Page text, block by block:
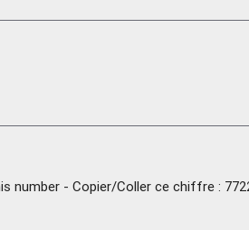
number - Copier/Coller ce chiffre :